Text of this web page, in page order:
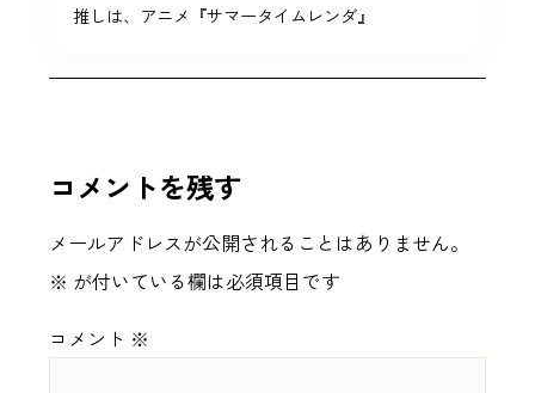
推しは、アニメ『サマータイムレンダ』
コメントを残す
メールアドレスが公開されることはありません。
※ が付いている欄は必須項目です
コメント ※